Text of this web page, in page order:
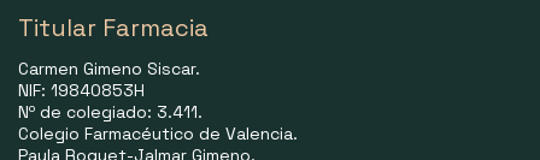
Titular Farmacia
Carmen Gimeno Siscar.
NIF: 19840853H
Nº de colegiado: 3.411.
Colegio Farmacéutico de Valencia.
Paula Roquet-Jalmar Gimeno.